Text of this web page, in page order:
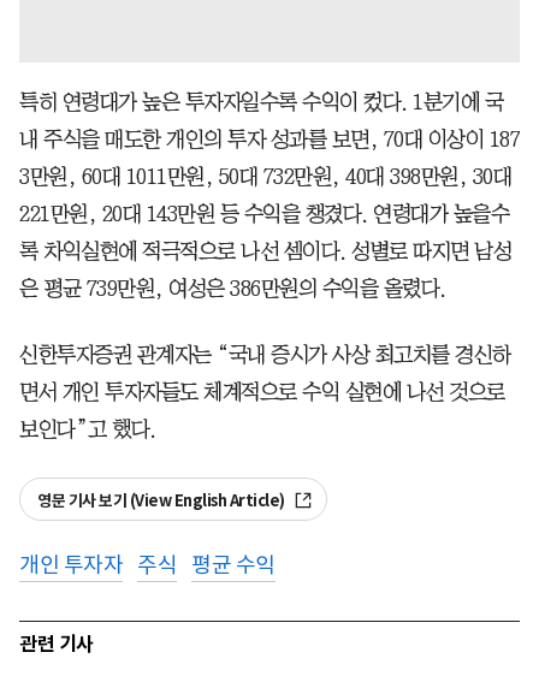
특히 연령대가 높은 투자자일수록 수익이 컸다. 1분기에 국
내 주식을 매도한 개인의 투자 성과를 보면, 70대 이상이 187
3만원, 60대 1011만원, 50대 732만원, 40대 398만원, 30대
221만원, 20대 143만원 등 수익을 챙겼다. 연령대가 높을수
록 차익실현에 적극적으로 나선 셈이다. 성별로 따지면 남성
은 평균 739만원, 여성은 386만원의 수익을 올렸다.
신한투자증권 관계자는 “국내 증시가 사상 최고치를 경신하
면서 개인 투자자들도 체계적으로 수익 실현에 나선 것으로
보인다”고 했다.
영문 기사 보기 (View English Article)
개인 투자자 주식 평균 수익
관련 기사